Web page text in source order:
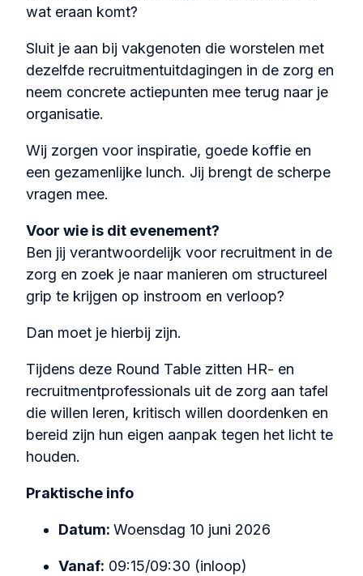
wat eraan komt?
Sluit je aan bij vakgenoten die worstelen met
dezelfde recruitmentuitdagingen in de zorg en
neem concrete actiepunten mee terug naar je
organisatie.
Wij zorgen voor inspiratie, goede koffie en
een gezamenlijke lunch. Jij brengt de scherpe
vragen mee.
Voor wie is dit evenement?
Ben jij verantwoordelijk voor recruitment in de
zorg en zoek je naar manieren om structureel
grip te krijgen op instroom en verloop?
Dan moet je hierbij zijn.
Tijdens deze Round Table zitten HR- en
recruitmentprofessionals uit de zorg aan tafel
die willen leren, kritisch willen doordenken en
bereid zijn hun eigen aanpak tegen het licht te
houden.
Praktische info
Datum: Woensdag 10 juni 2026
Vanaf: 09:15/09:30 (inloop)